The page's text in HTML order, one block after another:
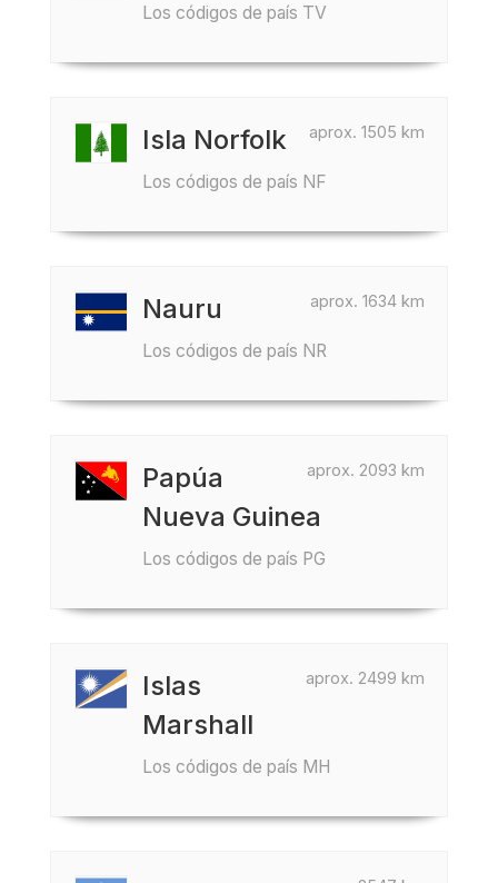
Los códigos de país TV
aprox. 1505 km
Isla Norfolk
Los códigos de país NF
aprox. 1634 km
Nauru
Los códigos de país NR
aprox. 2093 km
Papúa
Nueva Guinea
Los códigos de país PG
aprox. 2499 km
Islas
Marshall
Los códigos de país MH